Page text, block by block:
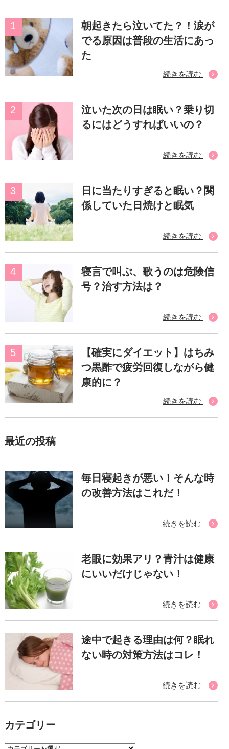
朝起きたら泣いてた？！涙が
でる原因は普段の生活にあっ
た
続きを読む
泣いた次の日は眠い？乗り切
るにはどうすればいいの？
続きを読む
日に当たりすぎると眠い？関
係していた日焼けと眠気
続きを読む
寝言で叫ぶ、歌うのは危険信
号？治す方法は？
続きを読む
【確実にダイエット】はちみ
つ黒酢で疲労回復しながら健
康的に？
続きを読む
最近の投稿
毎日寝起きが悪い！そんな時
の改善方法はこれだ！
続きを読む
老眼に効果アリ？青汁は健康
にいいだけじゃない！
続きを読む
途中で起きる理由は何？眠れ
ない時の対策方法はコレ！
続きを読む
カテゴリー